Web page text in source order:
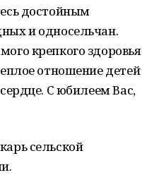
достойным
и односельчан.
крепкого здоровья
отношение детей
С юбилеем Вас,
сельской